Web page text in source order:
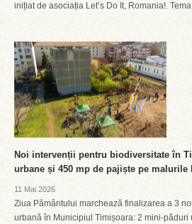
inițiat de asociația Let’s Do It, Romania!.
Noi intervenții pentru biodiversitate în
urbane și 450 mp de pajiște pe malurile
11 Mai 2026
Ziua Pământului marchează finalizarea a 3
urbană în Municipiul Timișoara: 2 mini-păduri